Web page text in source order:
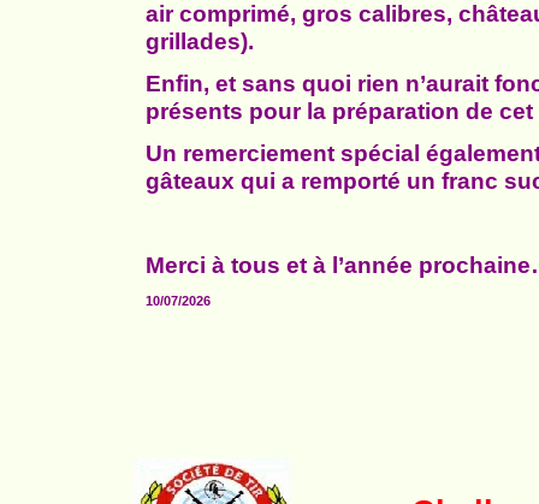
air comprimé, gros calibres,
grillades).
Enfin, et sans quoi rien n’aurait
présents pour la préparation de
Un remerciement spécial
gâteaux qui a remporté un franc
Merci à tous et à l’année
10/07/2026